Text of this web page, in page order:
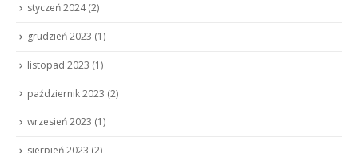
styczeń 2024(2)
grudzień 2023 (1)
listopad 2023 (1)
październik 2023 (2)
wrzesień 2023 (1)